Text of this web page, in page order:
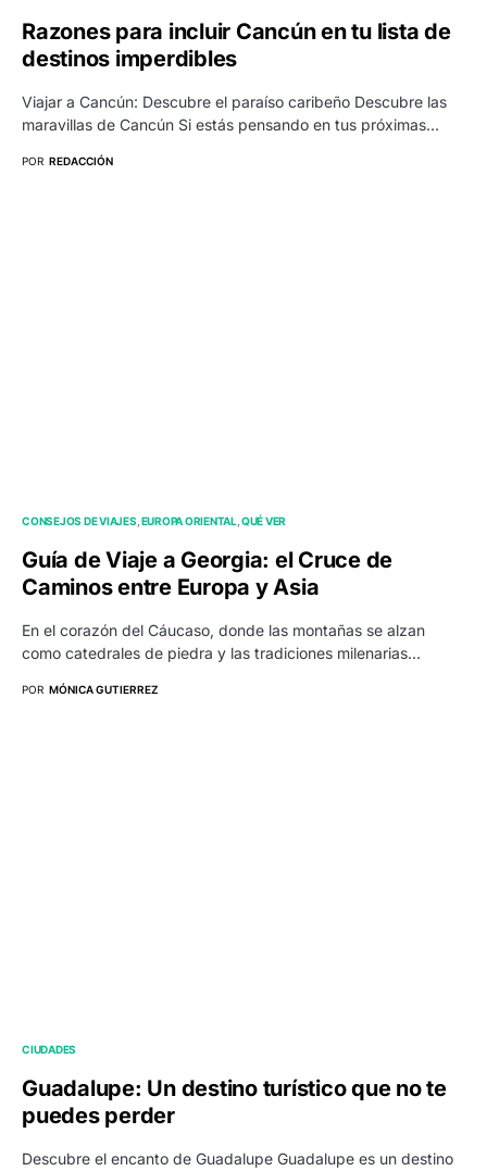
Razones para incluir Cancún en tu lista de
destinos imperdibles
Viajar a Cancún: Descubre el paraíso caribeño Descubre las
maravillas de Cancún Si estás pensando en tus próximas…
POR REDACCIÓN
CONSEJOS DE VIAJES EUROPA ORIENTAL QUÉ VER
Guía de Viaje a Georgia: el Cruce de
Caminos entre Europa y Asia
En el corazón del Cáucaso, donde las montañas se alzan
como catedrales de piedra y las tradiciones milenarias…
POR MÓNICA GUTIERREZ
CIUDADES
Guadalupe: Un destino turístico que no te
puedes perder
Descubre el encanto de Guadalupe Guadalupe es un destino